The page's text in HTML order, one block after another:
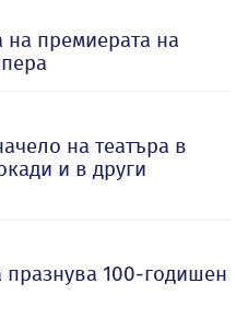
на премиерата на
на театъра в
и в други
празнува 100-годишен